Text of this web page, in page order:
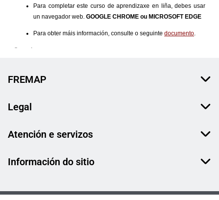
FREMAP
Legal
Atención e servizos
Información do sitio